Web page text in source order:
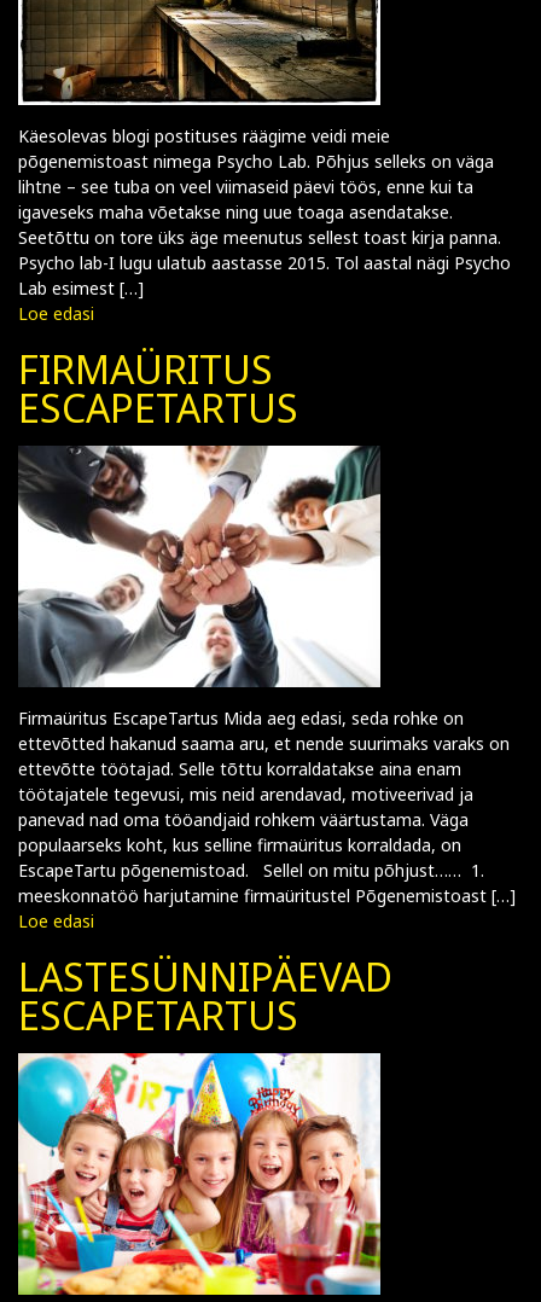
Käesolevas blogi postituses räägime veidi meie
põgenemistoast nimega Psycho Lab. Põhjus selleks on väga
lihtne – see tuba on veel viimaseid päevi töös, enne kui ta
igaveseks maha võetakse ning uue toaga asendatakse.
Seetõttu on tore üks äge meenutus sellest toast kirja panna.
Psycho lab-I lugu ulatub aastasse 2015. Tol aastal nägi Psycho
Lab esimest […]
Loe edasi
FIRMAÜRITUS
ESCAPETARTUS
Firmaüritus EscapeTartus Mida aeg edasi, seda rohke on
ettevõtted hakanud saama aru, et nende suurimaks varaks on
ettevõtte töötajad. Selle tõttu korraldatakse aina enam
töötajatele tegevusi, mis neid arendavad, motiveerivad ja
panevad nad oma tööandjaid rohkem väärtustama. Väga
populaarseks koht, kus selline firmaüritus korraldada, on
EscapeTartu põgenemistoad. Sellel on mitu põhjust…… 1.
meeskonnatöö harjutamine firmaüritustel Põgenemistoast […]
Loe edasi
LASTESÜNNIPÄEVAD
ESCAPETARTUS